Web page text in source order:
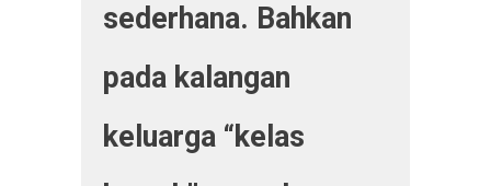
sederhana. Bahkan
pada kalangan
keluarga “kelas